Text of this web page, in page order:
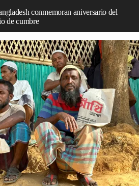
conmemoran aniversario del
de cumbre